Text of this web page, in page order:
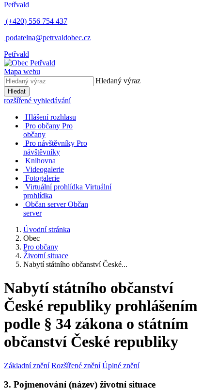
Petřvald
(+420) 556 754 437
podatelna@petrvaldobec.cz
Petřvald
Mapa webu
Hledaný výraz
Hledat
rozšířené vyhledávání
Hlášení rozhlasu
Pro občany Pro
občany
Pro návštěvníky Pro
návštěvníky
Knihovna
Videogalerie
Fotogalerie
Virtuální prohlídka Virtuální
prohlídka
Občan server Občan
server
Úvodní stránka
Obec
Pro občany
Životní situace
Nabytí státního občanství České...
Nabytí státního občanství
České republiky prohlášením
podle § 34 zákona o státním
občanství České republiky
Základní znění Rozšířené znění Úplné znění
3. Pojmenování (název) životní situace